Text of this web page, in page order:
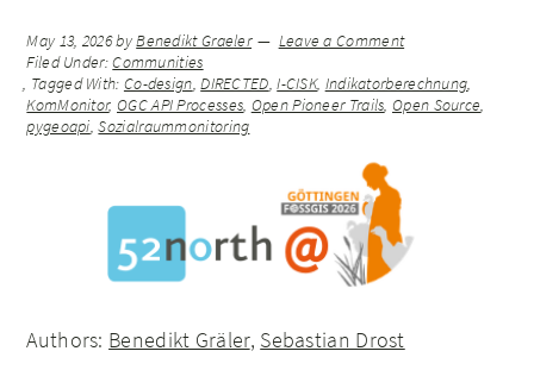
May 13, 2026byBenedikt Graeler
Leave a Comment
Filed Under:Communities
Tagged With: Co-design,DIRECTED,I-CISK, Indikatorberechnung,
KomMonitor, OGC API Processes, Open Pioneer Trails,Open Source,
pygeoapi,Sozialraummonitoring
Authors: Benedikt Gräler, Sebastian Drost